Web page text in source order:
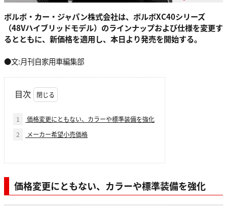
ボルボ・カー・ジャパン株式会社は、ボルボXC40シリーズ
（48Vハイブリッドモデル）のラインナップおよび仕様を変更す
るとともに、新価格を適用し、本日より発売を開始する。
●文:月刊自家用車編集部
目次
1
価格変更にともない、カラーや標準装備を強化
2
メーカー希望小売価格
価格変更にともない、カラーや標準装備を強化